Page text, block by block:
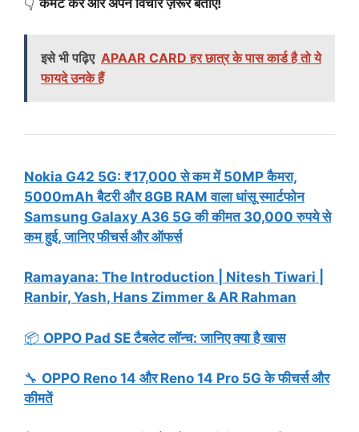
👇कमेंट करें और अपने विचार ज़रूर बताएं!
इसे भी पढ़िए APAAR CARD हर छात्र के पास कार्ड है तो ये
फायदे उनके हैं
Nokia G42 5G: ₹17,000 से कम में 50MP कैमरा,
5000mAh बैटरी और 8GB RAM वाला धांसू स्मार्टफोन
Samsung Galaxy A36 5G की कीमत 30,000 रुपये से
कम हुई, जानिए फीचर्स और ऑफर्स
Ramayana: The Introduction | Nitesh Tiwari |
Ranbir, Yash, Hans Zimmer & AR Rahman
📦 OPPO Pad SE टैबलेट लॉन्च: जानिए क्या है खास
🔧 OPPO Reno 14 और Reno 14 Pro 5G के फीचर्स और
कीमतें